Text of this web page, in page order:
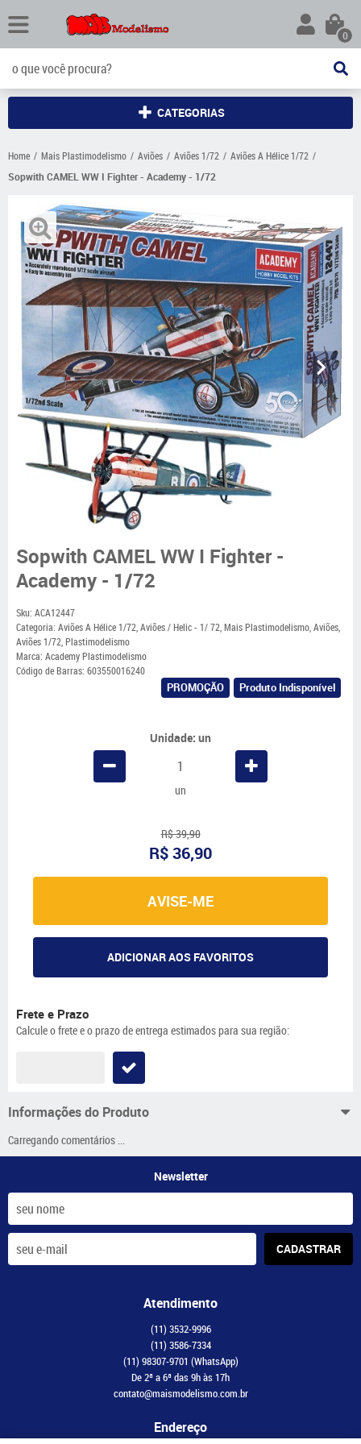
0
CATEGORIAS
Home Mais Plastimodelismo Aviões Aviões 1/72
Aviões A Hélice 1/72
Sopwith CAMEL WW I Fighter - Academy - 1/72
Sopwith CAMEL WW I Fighter -
Academy - 1/72
Sku: ACA12447
Categoria: Aviões A Hélice 1/72,Aviões / Helic - 1/ 72,Mais Plastimodelismo,Aviões,
Aviões 1/72,Plastimodelismo
Marca: Academy Plastimodelismo
Código de Barras: 603550016240
PROMOÇÃO Produto Indisponível
Unidade: un
un
R$ 39,90
R$ 36,90
AVISE-ME
ADICIONAR AOS FAVORITOS
Frete e Prazo
Calcule o frete e o prazo de entrega estimados para sua região:
Informações do Produto
Carregando comentários ...
Newsletter
CADASTRAR
Atendimento
(11) 3532-9996
(11) 3586-7334
(11) 98307-9701 (WhatsApp)
De 2ª a 6ª das 9h às 17h
contato@maismodelismo.com.br
Endereço